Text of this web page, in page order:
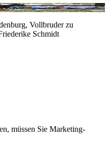
Vollbruder zu
Schmidt
müssen Sie Marketing-